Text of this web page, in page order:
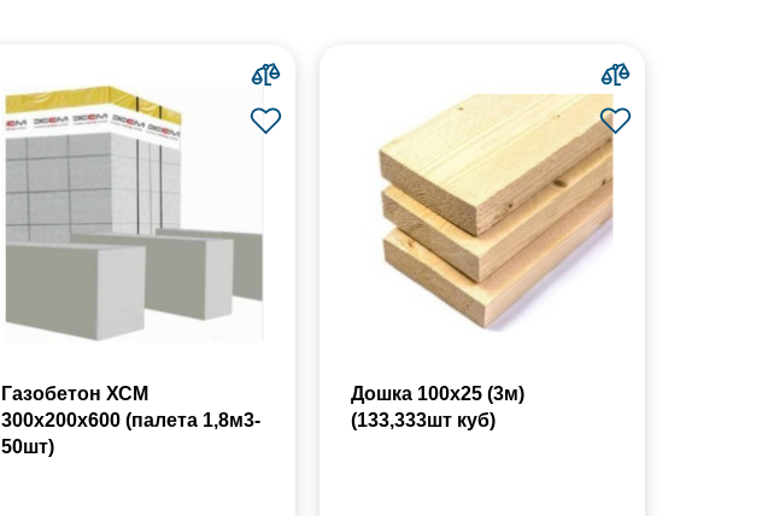
Газобетон ХСМ
300x200x600 (палета 1,8м3-
50шт)
Дошка 100х25 (3м)
(133,333шт куб)